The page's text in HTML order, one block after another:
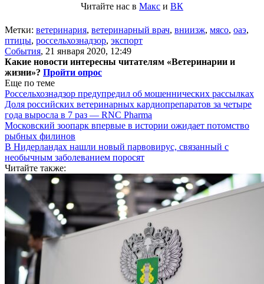
Читайте нас в Макс и ВК
Метки: ветеринария, ветеринарный врач, вниизж, мясо, оаэ,
птицы, россельхознадзор, экспорт
События, 21 января 2020, 12:49
Какие новости интересны читателям «Ветеринарии и
жизни»? Пройти опрос
Еще по теме
Россельхознадзор предупредил об мошеннических рассылках
Доля российских ветеринарных кардиопрепаратов за четыре
года выросла в 7 раз — RNC Pharma
Московский зоопарк впервые в истории ожидает потомство
рыбных филинов
В Нидерландах нашли новый парвовирус, связанный с
необычным заболеванием поросят
Читайте также: